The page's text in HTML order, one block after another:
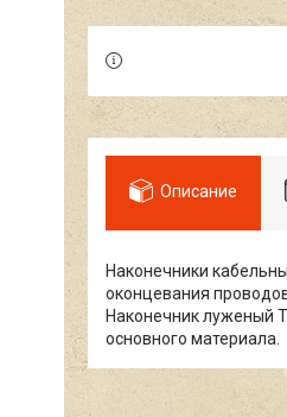
Описание
Наконечники
оконцевания
Наконечник луженый
основного материала.